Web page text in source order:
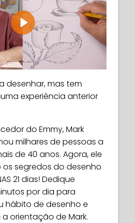
Play
desenhar, mas tem
experiência anterior
do Emmy, Mark
milhares de pessoas a
de 40 anos. Agora, ele
segredos do desenho
21 dias! Dedique
por dia para
hábito de desenho e
orientação de Mark.